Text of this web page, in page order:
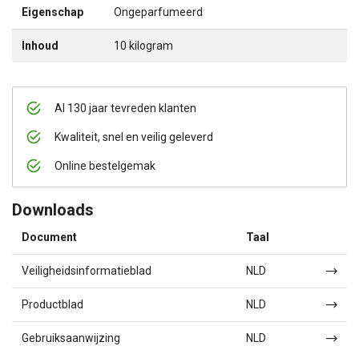
Al 130 jaar tevreden klanten
Kwaliteit, snel en veilig geleverd
Online bestelgemak
Downloads
Document Taal
Veiligheidsinformatieblad NLD
Productblad NLD
Gebruiksaanwijzing NLD
Eigenschap Ongeparfumeerd
Inhoud 10 kilogram